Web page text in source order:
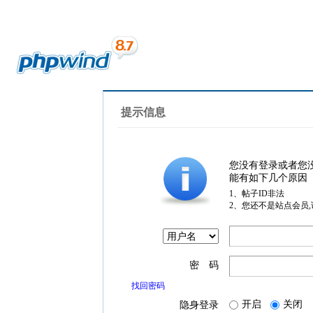
提示信息
您没有登录或者您
能有如下几个原因
1、帖子ID非法
2、您还不是站点会员
密 码
找回密码
隐身登录 开启 关闭